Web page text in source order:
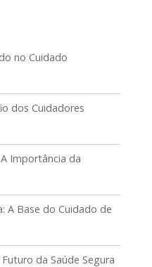
no Cuidado
dos Cuidadores
Importância da
A Base do Cuidado de
da Saúde Segura